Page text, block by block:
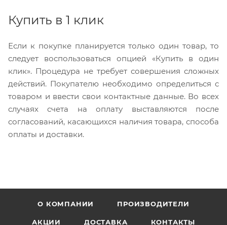
Купить в 1 клик
Если к покупке планируется только один товар, то
следует воспользоваться опцией «Купить в один
клик». Процедура не требует совершения сложных
действий. Покупателю необходимо определиться с
товаром и ввести свои контактные данные. Во всех
случаях счета на оплату выставляются после
согласований, касающихся наличия товара, способа
оплаты и доставки.
О КОМПАНИИ ПРОИЗВОДИТЕЛИ
АКЦИИ ДОСТАВКА КОНТАКТЫ